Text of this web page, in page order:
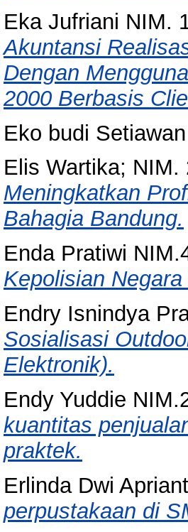
Eka Jufriani NIM.
Akuntansi
Dengan
2000 Berbasis
Eko budi Setiawan
Elis Wartika; NIM.
Meningkatkan
Bahagia Bandung.
Enda Pratiwi
Kepolisian
Endry Isnindya
Sosialisasi
Elektronik).
Endy Yuddie
kuantitas
praktek.
Erlinda Dwi
perpustakaan di